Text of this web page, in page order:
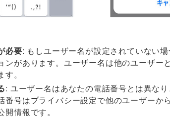
必要: もしユーザー名が設定されていない
ンがあります。ユーザー名は他のユーザー
。
: ユーザー名はあなたの電話番号とは異な
番号はプライバシー設定で他のユーザーか
情報です。